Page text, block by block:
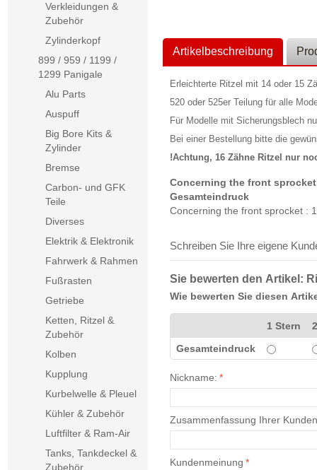
Artikelbeschreibung
Erleichterte Ritzel mit 14 oder 15
520 oder 525er Teilung für alle
Für Modelle mit Sicherungsblech
Bei einer Bestellung bitte die
!Achtung, 16 Zähne Ritzel nur
Concerning the front
Gesamteindruck
Concerning the front sprocket :
Schreiben Sie Ihre eigene
Sie bewerten den Artikel:
Wie bewerten Sie diesen
1 Stern
Gesamteindruck
*
Nickname:
Zusammenfassung Ihrer
*
Kundenmeinung
Verkleidungen &
Zubehör
Zylinderkopf
899 / 959 / 1199 /
1299 Panigale
Alu Parts
Auspuff
Big Bore Kits &
Zylinder
Bremse
Carbon- und GFK
Teile
Diverses
Elektrik & Elektronik
Fahrwerk & Rahmen
Fußrasten
Getriebe
Ketten, Ritzel &
Zubehör
Kolben
Kupplung
Kurbelwelle & Pleuel
Kühler & Zubehör
Luftfilter & Ram-Air
Tanks, Tankdeckel &
Zubehör